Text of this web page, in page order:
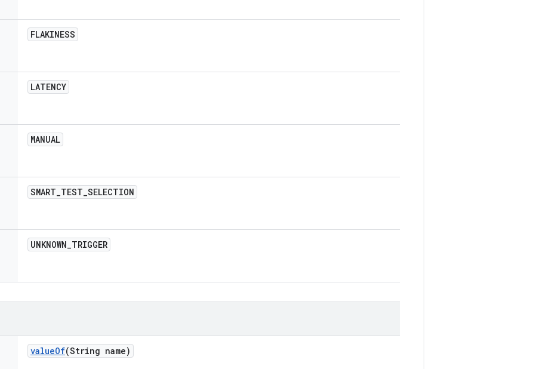
FLAKINESS
LATENCY
MANUAL
SMART_TEST_SELECTION
UNKNOWN_TRIGGER
valueOf(String name)